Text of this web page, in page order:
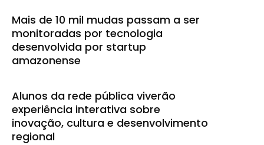
Mais de 10 mil mudas passam a ser
monitoradas por tecnologia
desenvolvida por startup
amazonense
Alunos da rede pública viverão
experiência interativa sobre
inovação, cultura e desenvolvimento
regional